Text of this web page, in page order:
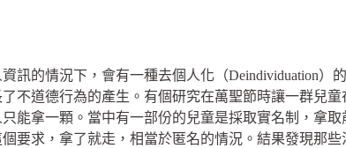
訊的情況下，會有一種去個人化（Deindividuation）
不道德行為的產生。有個研究在萬聖節時讓一群兒童
能拿一顆。當中有一部份的兒童是採取實名制，拿取
要求，拿了就走，相當於匿名的情況。結果發現那